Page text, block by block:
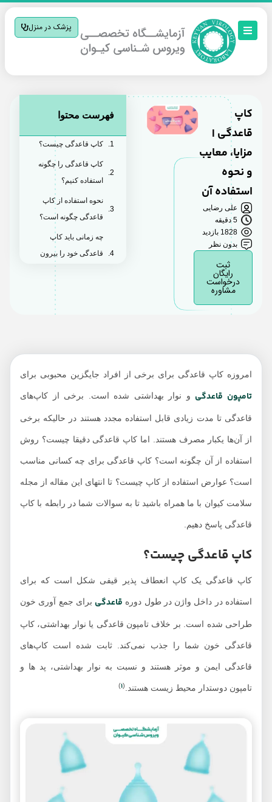
پزشک در منزل
قاعدگی |
مزایا، معایب
و نحوه
استفاده آن
علی رضایی
5 دقیقه
1828 بازدید
بدون نظر
رایگان
درخواست
مشاوره
فهرست محتوا
کاپ قاعدگی چیست؟
کاپ قاعدگی را چگونه
استفاده کنیم؟
نحوه استفاده از کاپ
قاعدگی چگونه است؟
چه زمانی باید کاپ
قاعدگی خود را بیرون
قاعدگی چیست؟
امروزه کاپ قاعدگی برای برخی از افراد جایگزین محبوبی برای
تامپون قاعدگیو نوار بهداشتی شده است. برخی از کاپ‌های
قاعدگی تا مدت زیادی قابل استفاده مجدد هستند در حالیکه برخی
از آن‌ها یکبار مصرف هستند. اما کاپ قاعدگی دقیقا چیست؟ روش
استفاده از آن چگونه است؟ کاپ قاعدگی برای چه کسانی مناسب
است؟ عوارض استفاده از کاپ چیست؟ تا انتهای این مقاله از مجله
سلامت کیوان با ما همراه باشید تا به سوالات شما در رابطه با کاپ
قاعدگی پاسخ دهیم.
کاپ قاعدگی چیست؟
کاپ قاعدگی یک کاپ انعطاف پذیر قیفی شکل است که برای
استفاده در داخل واژن در طول دورهقاعدگیبرای جمع آوری خون
طراحی شده است. بر خلاف تامپون قاعدگی یا نوار بهداشتی، کاپ
قاعدگی خون شما را جذب نمی‌کند. ثابت شده است کاپ‌های
قاعدگی ایمن و موثر هستند و نسبت به نوار بهداشتی، پد ها و
تامپون دوستدار محیط زیست هستند. 1